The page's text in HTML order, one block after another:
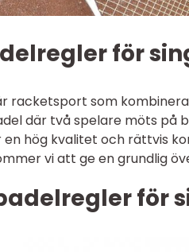
för
racketsport som
där två spelare möts på
hög kvalitet och rättvis
vi att ge en grundlig
för